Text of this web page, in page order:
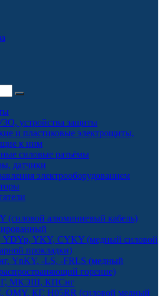
устройства защиты
и пластиковые электрощиты,
к ним
силовые разъёмы
датчики
электрооборудованием
(силовой алюминиевый кабель)
YDYp, YKY, CYKY (медный силовой
прокладки)
YnKY, -LS, -FRLS (медный
горение)
МКЭШ, КПСнг
OMY, КГ, H05RR (силовой медный